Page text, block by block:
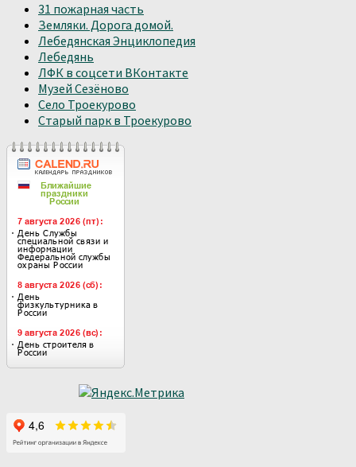
31 пожарная часть
Земляки. Дорога домой.
Лебедянская Энциклопедия
Лебедянь
ЛФК в соцсети ВКонтакте
Музей Сезёново
Село Троекурово
Старый парк в Троекурово